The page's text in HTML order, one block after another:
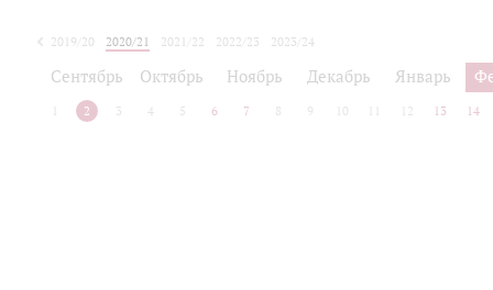
2019/20 2020/21 2021/22 2022/23
2023/24
Сентябрь Октябрь Ноябрь Декабрь Январь
2 3 4 5 6 7 8 9 10 12 13 14